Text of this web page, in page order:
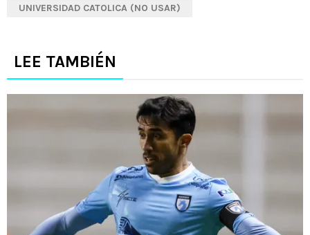
UNIVERSIDAD CATOLICA (NO USAR)
LEE TAMBIÉN